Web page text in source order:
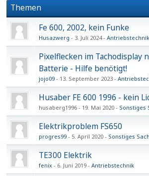
Themen
Fe 600, 2002, kein Funke
Husazwerg 3. Juli 2024 Antriebstechnik
Pixelflecken im Tachodisplay
Batterie - Hilfe benötigt!
jojo09 13. September 2023
Husaber FE 600 1996 - kein
husaberg1996 19. Mai 2020 Sonstiges
Elektrikproblem FS650
progres99 5. April 2020 Sonstiges
TE300 Elektrik
fenix 6. Juni 2019 Antriebstechnik